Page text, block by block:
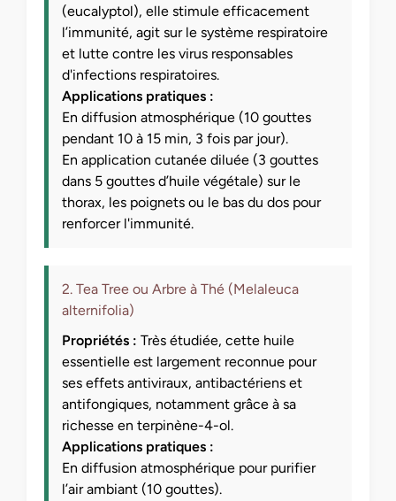
(eucalyptol), elle stimule efficacement
l’immunité, agit sur le système respiratoire
et lutte contre les virus responsables
d'infections respiratoires.
Applications pratiques :
En diffusion atmosphérique (10 gouttes
pendant 10 à 15 min, 3 fois par jour).
En application cutanée diluée (3 gouttes
dans 5 gouttes d’huile végétale) sur le
thorax, les poignets ou le bas du dos pour
renforcer l'immunité.
2. Tea Tree ou Arbre à Thé (Melaleuca
alternifolia)
Propriétés : Très étudiée, cette huile
essentielle est largement reconnue pour
ses effets antiviraux, antibactériens et
antifongiques, notamment grâce à sa
richesse en terpinène-4-ol.
Applications pratiques :
En diffusion atmosphérique pour purifier
l’air ambiant (10 gouttes).